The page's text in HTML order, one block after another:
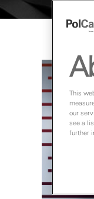
This
our
see a
further